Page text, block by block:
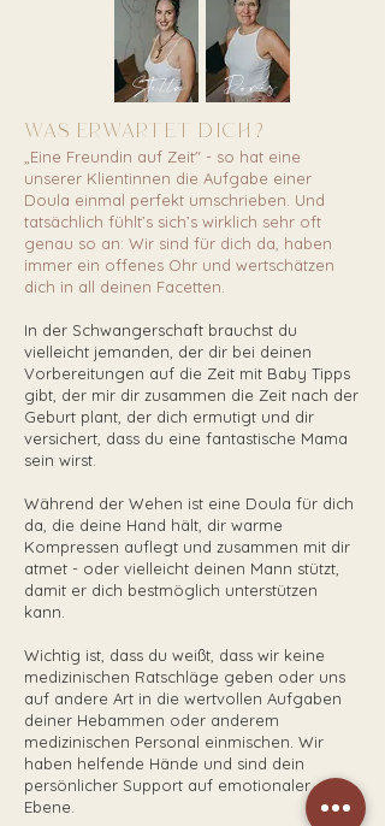
Stella Doris
„Eine Freundin auf Zeit" - so hat eine
unserer Klientinnen die Aufgabe einer
Doula einmal perfekt umschrieben. Und
tatsächlich fühlt’s sich’s wirklich sehr oft
genau so an: Wir sind für dich da, haben
immer ein offenes Ohr und wertschätzen
dich in all deinen Facetten.
In der Schwangerschaft brauchst du
vielleicht jemanden, der dir bei deinen
Vorbereitungen auf die Zeit mit Baby Tipps
gibt, der mir dir zusammen die Zeit nach der
Geburt plant, der dich ermutigt und dir
versichert, dass du eine fantastische Mama
sein wirst.
Während der Wehen ist eine Doula für dich
da, die deine Hand hält, dir warme
Kompressen auflegt und zusammen mit dir
atmet - oder vielleicht deinen Mann stützt,
damit er dich bestmöglich unterstützen
kann.
Wichtig ist, dass du weißt, dass wir keine
medizinischen Ratschläge geben oder uns
auf andere Art in die wertvollen Aufgaben
deiner Hebammen oder anderem
medizinischen Personal einmischen. Wir
haben helfende Hände und sind dein
persönlicher Support auf emotionaler
Ebene.
Was erwartet dich?